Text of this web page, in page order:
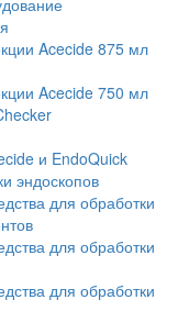
Acecide 875 мл
Acecide 750 мл
и EndoQuick
эндоскопов
для обработки
для обработки
для обработки